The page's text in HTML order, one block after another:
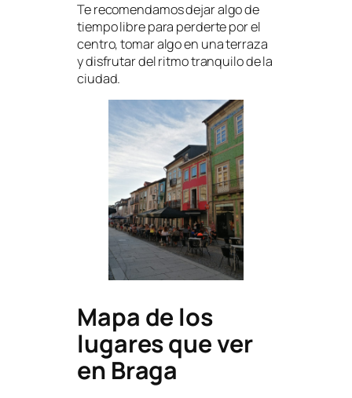
Te recomendamos dejar algo de
tiempo libre para perderte por el
centro, tomar algo en una terraza
y disfrutar del ritmo tranquilo de la
ciudad.
Mapa de los
lugares que ver
en Braga